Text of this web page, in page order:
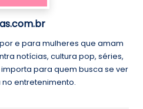
e para mulheres que amam
notícias, cultura pop, séries,
para quem busca se ver
entretenimento.